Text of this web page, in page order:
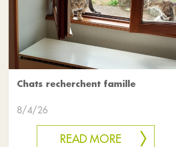
Chats recherchent famille
8/4/26
READ MORE